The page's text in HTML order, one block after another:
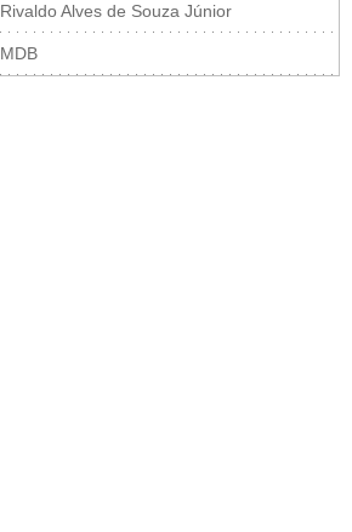
Rivaldo Alves de Souza Júnior
MDB